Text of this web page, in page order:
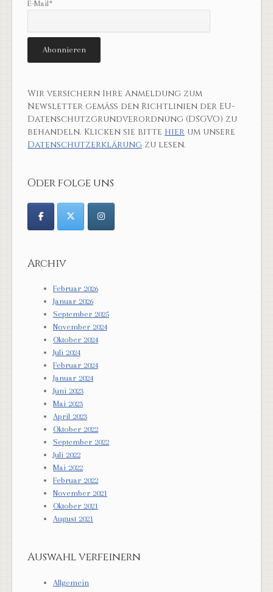
E-Mail*
Wir versichern Ihre Anmeldung zum
Newsletter gemäß den Richtlinien der EU-
Datenschutzgrundverordnung (DSGVO) zu
behandeln. Klicken sie bitte hier um unsere
Datenschutzerklärung zu lesen.
Oder folge uns
Archiv
Februar 2026
Januar 2026
September 2025
November 2024
Oktober 2024
Juli 2024
Februar 2024
Januar 2024
Juni 2023
Mai 2023
April 2023
Oktober 2022
September 2022
Juli 2022
Mai 2022
Februar 2022
November 2021
Oktober 2021
August 2021
Auswahl verfeinern
Allgemein